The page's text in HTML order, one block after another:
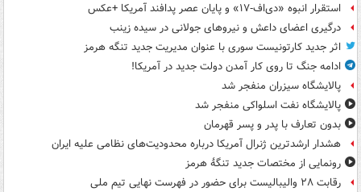
استقرار انبوه «دی‌اف‑۱۷» و پایان عصر پدافند آمریکا +عکس
درگیری اعضای داعش و نیروهای جولانی در سیده زینب
اثر جدید کارتونیست سوری با عنوان مدیریت جدید تنگه هرمز
ادامه جنگ تا روی کار آمدن دولت جدید در آمریکا!
پالایشگاه سیزران منفجر شد
پالایشگاه نفت اسلواکی منفجر شد
بدون تعارف با پدر و پسر قهرمان
هشدار ارشدترین ژنرال آمریکا درباره محدودیت‌های نظامی علیه ایران
رونمایی از مختصات جدید تنگۀ هرمز
رقابت ۲۸ والیبالیست برای حضور در فهرست نهایی تیم ملی